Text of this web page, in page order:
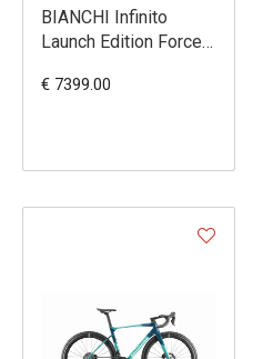
BIANCHI Infinito
Launch Edition Force
€ 7399.00